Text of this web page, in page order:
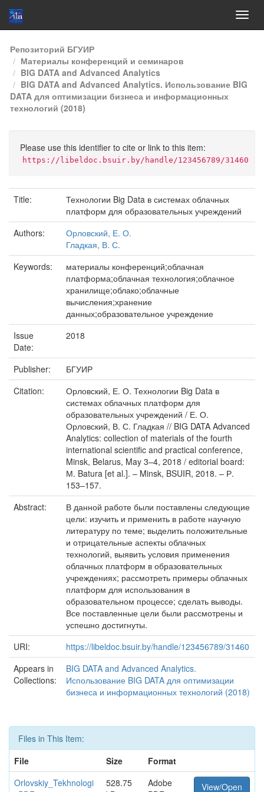
Skip
navigation
Репозиторий БГУИР
Материалы конференций и семинаров
BIG DATA and Advanced Analytics
BIG DATA and Advanced Analytics. Использование BIG
DATA для оптимизации бизнеса и информационных
технологий (2018)
Please use this identifier to cite or link to this item:
https://libeldoc.bsuir.by/handle/123456789/31460
Title:
Технологии Big Data в системах облачных
платформ для образовательных учреждений
Authors:
Орловский, Е. О.
Гладкая, В. С.
Keywords:
материалы конференций;облачная
платформа;облачная технология;облачное
хранилище;облако;облачные
вычисления;хранение
данных;образовательное учреждение
Issue
Date:
2018
Publisher:
БГУИР
Citation:
Орловский, Е. О. Технологии Big Data в
системах облачных платформ для
образовательных учреждений / Е. О.
Орловский, В. С. Гладкая // BIG DATA Advanced
Analytics: collection of materials of the fourth
international scientific and practical conference,
Minsk, Belarus, May 3–4, 2018 / editorial board:
М. Batura [et al.]. – Minsk, BSUIR, 2018. – Р.
153–157.
Abstract:
В данной работе были поставлены следующие
цели: изучить и применить в работе научную
литературу по теме; выделить положительные
и отрицательные аспекты облачных
технологий, выявить условия применения
облачных платформ в образовательных
учреждениях; рассмотреть примеры облачных
платформ для использования в
образовательном процессе; сделать выводы.
Все поставленные цели были рассмотрены и
успешно достигнуты.
URI:
https://libeldoc.bsuir.by/handle/123456789/31460
Appears in
Collections:
BIG DATA and Advanced Analytics.
Использование BIG DATA для оптимизации
бизнеса и информационных технологий (2018)
Files in This Item:
File
Size
Format
Orlovskiy_Tekhnologi
528.75
Adobe
View/Open